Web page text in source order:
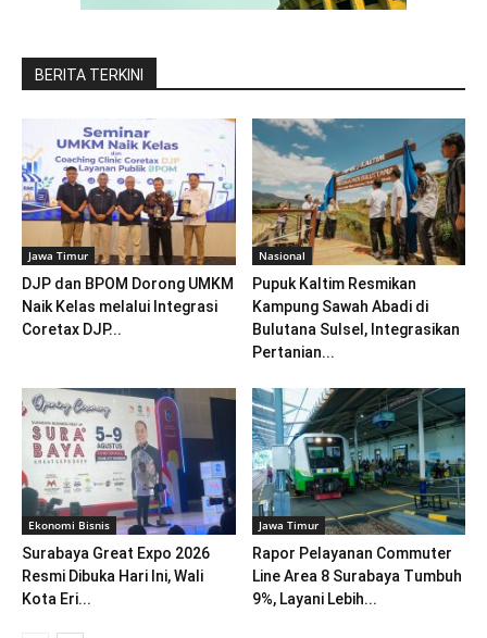
BERITA TERKINI
Jawa Timur
DJP dan BPOM Dorong UMKM
Naik Kelas melalui Integrasi
Coretax DJP...
Nasional
Pupuk Kaltim Resmikan
Kampung Sawah Abadi di
Bulutana Sulsel, Integrasikan
Pertanian...
Ekonomi Bisnis
Surabaya Great Expo 2026
Resmi Dibuka Hari Ini, Wali
Kota Eri...
Jawa Timur
Rapor Pelayanan Commuter
Line Area 8 Surabaya Tumbuh
9%, Layani Lebih...